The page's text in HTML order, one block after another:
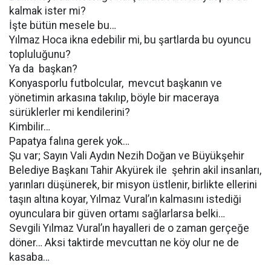
kalmak ister mi?
İşte bütün mesele bu…
Yılmaz Hoca ikna edebilir mi, bu şartlarda bu oyuncu
topluluğunu?
Ya da başkan?
Konyasporlu futbolcular, mevcut başkanın ve
yönetimin arkasına takılıp, böyle bir maceraya
sürüklerler mi kendilerini?
Kimbilir…
Papatya falına gerek yok…
Şu var; Sayın Vali Aydın Nezih Doğan ve Büyükşehir
Belediye Başkanı Tahir Akyürek ile şehrin akil insanları,
yarınları düşünerek, bir misyon üstlenir, birlikte ellerini
taşın altına koyar, Yılmaz Vural’ın kalmasını istediği
oyunculara bir güven ortamı sağlarlarsa belki…
Sevgili Yılmaz Vural’ın hayalleri de o zaman gerçeğe
döner… Aksi taktirde mevcuttan ne köy olur ne de
kasaba…